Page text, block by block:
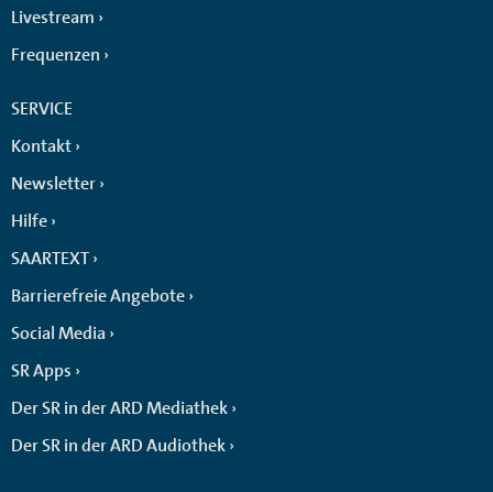
Livestream
Frequenzen
SERVICE
Kontakt
Newsletter
Hilfe
SAARTEXT
Barrierefreie Angebote
Social Media
SR Apps
Der SR in der ARD Mediathek
Der SR in der ARD Audiothek